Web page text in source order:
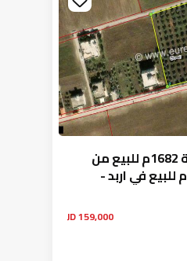
قطعة ارض مساحة 1682م للبيع من
أصل مساحة 9980م للبيع في اربد -
159,000 JD